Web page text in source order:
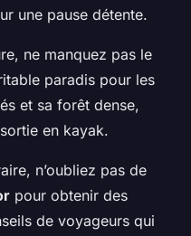
une pause détente.
ne manquez pas le
paradis pour les
et sa forêt dense,
en kayak.
n’oubliez pas de
pour obtenir des
de voyageurs qui